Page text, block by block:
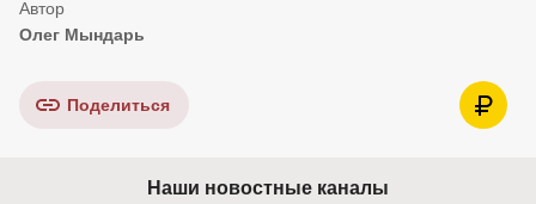
Олег Мындарь
Поделиться
Наши новостные каналы